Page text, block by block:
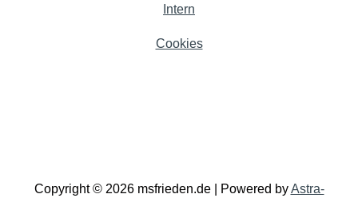
Intern
Cookies
Copyright © 2026 msfrieden.de | Powered byAstra-